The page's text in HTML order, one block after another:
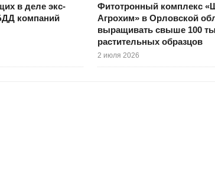
в деле экс-
компаний
Фитотронный комплекс
Агрохим» в Орловской
выращивать свыше 100
растительных образцов
2 июля 2026